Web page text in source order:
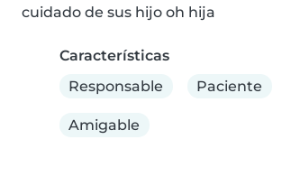
cuidado de sus hijo oh hija
Características
Responsable
Paciente
Amigable